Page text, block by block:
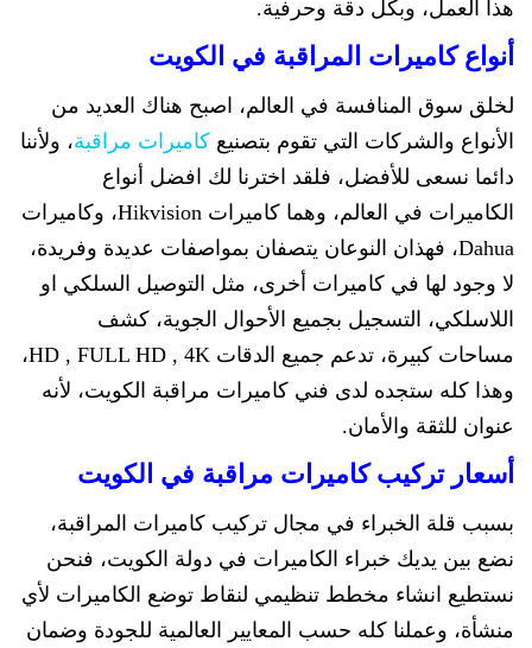
هذا العمل، وبكل دقة وحرفية.
أنواع كاميرات المراقبة في الكويت
لخلق سوق المنافسة في العالم، اصبح هناك العديد من
الأنواع والشركات التي تقوم بتصنيع كاميرات مراقبة، ولأننا
دائما نسعى للأفضل، فلقد اخترنا لك افضل أنواع
الكاميرات في العالم، وهما كاميرات Hikvision، وكاميرات
Dahua، فهذان النوعان يتصفان بمواصفات عديدة وفريدة،
لا وجود لها في كاميرات أخرى، مثل التوصيل السلكي او
اللاسلكي، التسجيل بجميع الأحوال الجوية، كشف
مساحات كبيرة، تدعم جميع الدقات HD , FULL HD , 4K،
وهذا كله ستجده لدى فني كاميرات مراقبة الكويت، لأنه
عنوان للثقة والأمان.
أسعار تركيب كاميرات مراقبة في الكويت
بسبب قلة الخبراء في مجال تركيب كاميرات المراقبة،
نضع بين يديك خبراء الكاميرات في دولة الكويت، فنحن
نستطيع انشاء مخطط تنظيمي لنقاط توضع الكاميرات لأي
منشأة، وعملنا كله حسب المعايير العالمية للجودة وضمان